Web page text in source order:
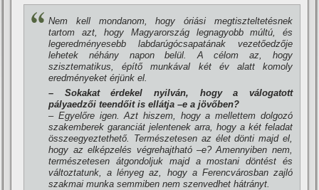
Nem kell mondanom, hogy óriási megtiszteltetésnek
tartom azt, hogy Magyarország legnagyobb múltú, és
legeredményesebb labdarúgócsapatának vezetőedzője
lehetek néhány napon belül. A célom az, hogy
szisztematikus, épí­tő munkával két év alatt komoly
eredményeket érjünk el.
– Sokakat érdekel nyilván, hogy a válogatott
pályaedzői teendőit is ellátja –e a jövőben?
– Egyelőre igen. Azt hiszem, hogy a mellettem dolgozó
szakemberek garanciát jelentenek arra, hogy a két feladat
összeegyeztethető. Természetesen az élet dönti majd el,
hogy az elképzelés végrehajtható –e? Amennyiben nem,
természetesen átgondoljuk majd a mostani döntést és
változtatunk, a lényeg az, hogy a Ferencvárosban zajló
szakmai munka semmiben nem szenvedhet hátrányt.